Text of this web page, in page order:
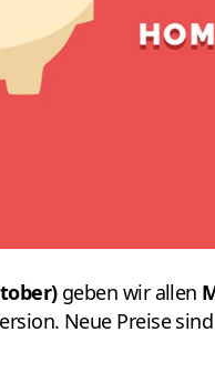
geben wir allen
Neue Preise